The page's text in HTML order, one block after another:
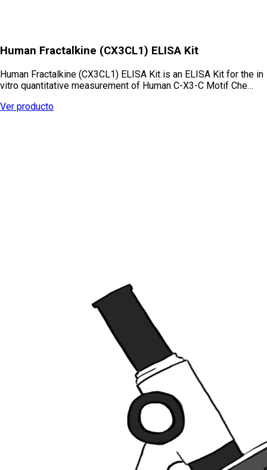
Human Fractalkine (CX3CL1) ELISA Kit
Human Fractalkine (CX3CL1) ELISA Kit is an ELISA Kit for the in
vitro quantitative measurement of Human C-X3-C Motif Che…
Ver producto